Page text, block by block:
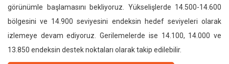
görünümle başlamasını bekliyoruz. Yükselişlerde 14.500-14.600
bölgesini ve 14.900 seviyesini endeksin hedef seviyeleri olarak
izlemeye devam ediyoruz. Gerilemelerde ise 14.100, 14.000 ve
13.850 endeksin destek noktaları olarak takip edilebilir.